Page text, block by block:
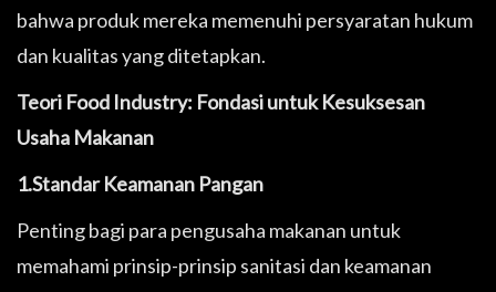
bahwa produk mereka memenuhi persyaratan hukum
dan kualitas yang ditetapkan.
Teori Food Industry: Fondasi untuk Kesuksesan
Usaha Makanan
1.Standar Keamanan Pangan
Penting bagi para pengusaha makanan untuk
memahami prinsip-prinsip sanitasi dan keamanan